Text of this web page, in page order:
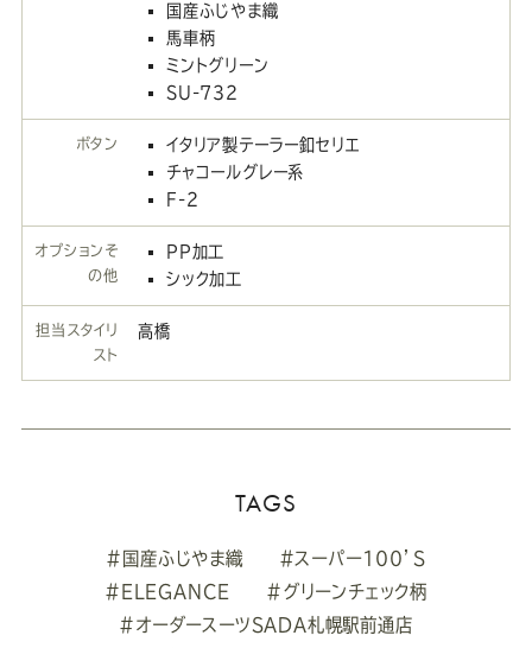
国産ふじやま織
馬車柄
ミントグリーン
SU-732
ボタン
イタリア製テーラー釦セリエ
チャコールグレー系
F-2
オプションそ
の他
PP加工
シック加工
担当スタイリ
スト
高橋
TAGS
#国産ふじやま織
#スーパー100’S
#ELEGANCE
#グリーンチェック柄
#オーダースーツSADA札幌駅前通店